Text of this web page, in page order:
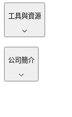
工具與資源
公司簡介